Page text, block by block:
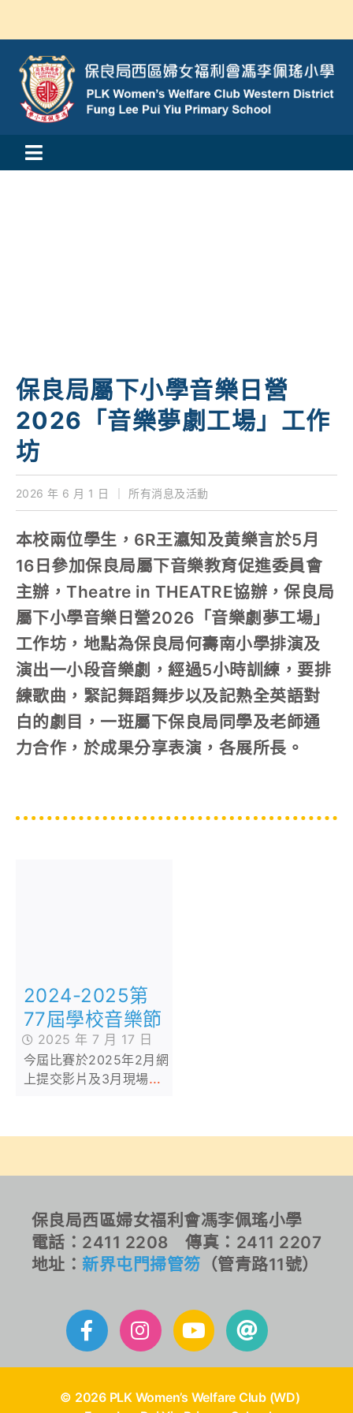
content
Toggle
我們的成就
對外聯繫
聯絡我們
保良局屬下小學音樂日營
2026「音樂夢劇工場」工作
坊
2026 年 6 月 1 日 所有消息及活動
本校兩位學生，6R王瀛知及黄樂言於5月
16日參加保良局屬下音樂教育促進委員會
主辦，Theatre in THEATRE協辦，保良局
屬下小學音樂日營2026「音樂劇夢工場」
工作坊，地點為保良局何壽南小學排演及
演出一小段音樂劇，經過5小時訓練，要排
練歌曲，緊記舞蹈舞步以及記熟全英語對
白的劇目，一班屬下保良局同學及老師通
力合作，於成果分享表演，各展所長。
2024-2025第
77屆學校音樂節
2025 年 7 月 17 日
今屆比賽於2025年2月網
上提交影片及3月現場參
保良局西區婦女福利會馮李佩瑤小學
電話：2411 2208 傳真：2411 2207
地址： 新界屯門掃管笏 （管青路11號）
© 2026 PLK Women’s Welfare Club (WD)